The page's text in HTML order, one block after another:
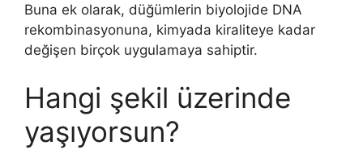
Buna ek olarak, düğümlerin biyolojide DNA
rekombinasyonuna, kimyada kiraliteye kadar
değişen birçok uygulamaya sahiptir.
Hangi şekil üzerinde
yaşıyorsun?